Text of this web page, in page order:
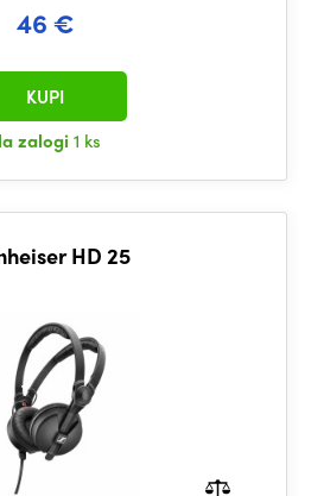
46 €
zalogi 1 ks
KUPI
HD 25